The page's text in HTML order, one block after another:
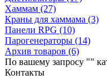
Хаммам (27)
Краны для хаммама (3)
Панели RPG (10)
Парогенераторы (14)
Архив товаров (6)
По вашему запросу ""
Контакты